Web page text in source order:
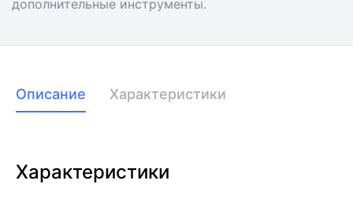
дополнительные инструменты.
Описание Характеристики
Характеристики